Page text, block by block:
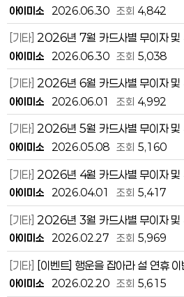
아이미소 2026.06.30 조회 4,842
[기타] 2026년 7월 카드사별 무이자 및
아이미소 2026.06.30 조회 5,038
[기타] 2026년 6월 카드사별 무이자 및
아이미소 2026.06.01 조회 4,992
[기타] 2026년 5월 카드사별 무이자 및
아이미소 2026.05.08 조회 5,160
[기타] 2026년 4월 카드사별 무이자 및
아이미소 2026.04.01 조회 5,417
[기타] 2026년 3월 카드사별 무이자 및
아이미소 2026.02.27 조회 5,969
[기타] [이벤트] 행운을 잡아라 설 연휴
아이미소 2026.02.20 조회 5,615